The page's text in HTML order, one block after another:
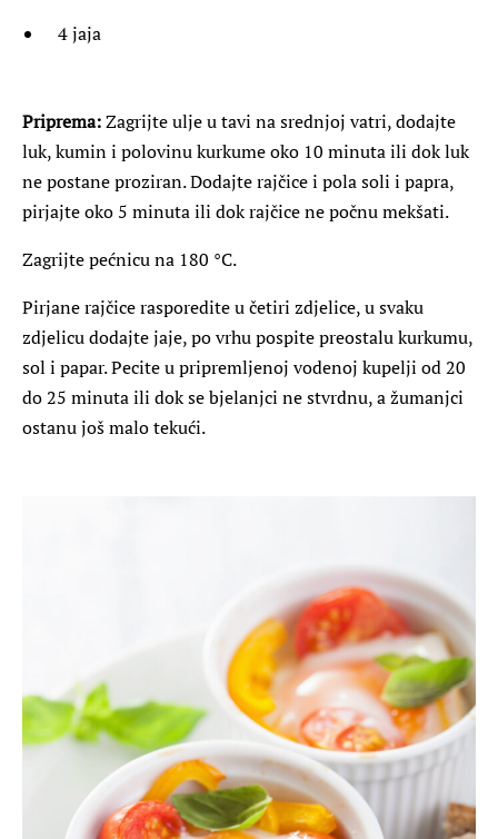
4 jaja
Priprema:Zagrijte ulje u tavi na srednjoj vatri, dodajte
luk, kumin i polovinu kurkume oko 10 minuta ili dok luk
ne postane proziran. Dodajte rajčice i pola soli i papra,
pirjajte oko 5 minuta ili dok rajčice ne počnu mekšati.
Zagrijte pećnicu na 180 °C.
Pirjane rajčice rasporedite u četiri zdjelice, u svaku
zdjelicu dodajte jaje, po vrhu pospite preostalu kurkumu,
sol i papar. Pecite u pripremljenoj vodenoj kupelji od 20
do 25 minuta ili dok se bjelanjci ne stvrdnu, a žumanjci
ostanu još malo tekući.